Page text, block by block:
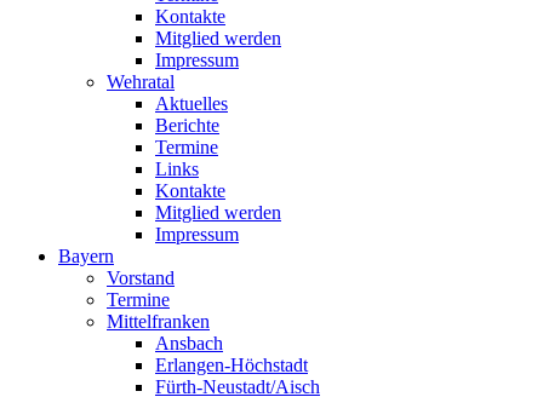
Kontakte
Mitglied werden
Impressum
Wehratal
Aktuelles
Berichte
Termine
Links
Kontakte
Mitglied werden
Impressum
Bayern
Vorstand
Termine
Mittelfranken
Ansbach
Erlangen-Höchstadt
Fürth-Neustadt/Aisch